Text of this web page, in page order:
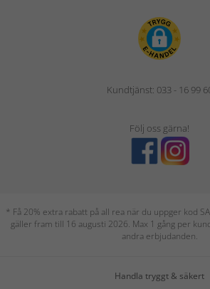
Kundtjänst: 033 - 16 99
Följ oss gärna!
* Få 20% extra rabatt på all rea när du uppger kod
gäller fram till 16 augusti 2026. Max 1 gång per
andra erbjudanden.
Handla tryggt & säkert